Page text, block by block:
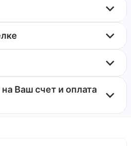
Ваш счет и оплата